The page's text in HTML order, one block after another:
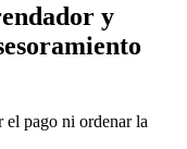
y
el pago ni ordenar la